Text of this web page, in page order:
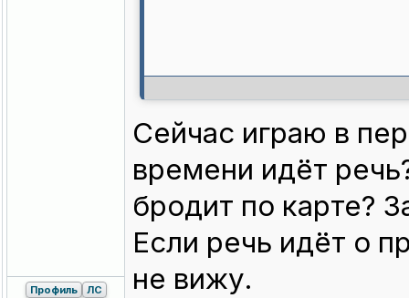
Сейчас играю в
времени идёт
бродит по карте?
Если речь идёт о
не вижу.
Профиль ЛС